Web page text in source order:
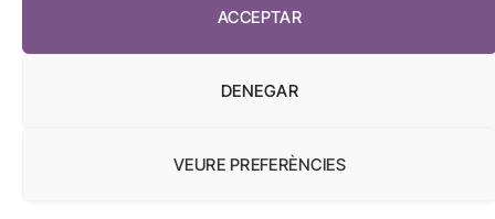
ACCEPTAR
DENEGAR
VEURE PREFERÈNCIES